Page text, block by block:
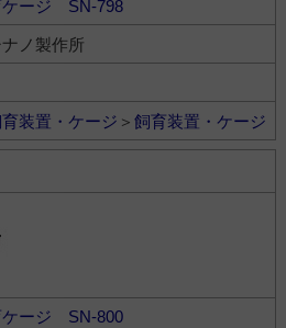
ケージ SN-798
ノ製作所
装置・ケージ ＞ 飼育装置・ケージ
ケージ SN-800